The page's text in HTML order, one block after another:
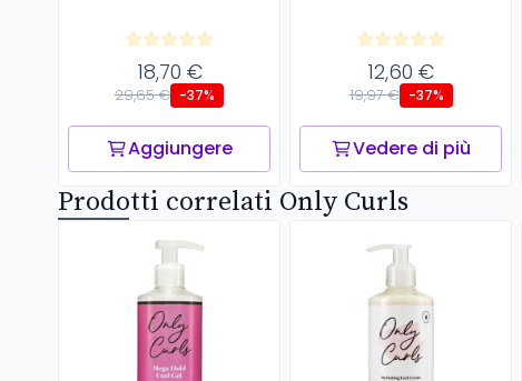
18,70 €
29,65 € -37%
Aggiungere
12,60 €
19,97 € -37%
Vedere di più
Prodotti correlati Only Curls